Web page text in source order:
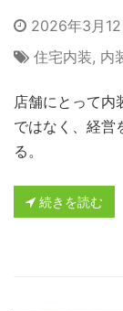
2026年3月12
住宅内装, 内
店舗にとって内
ではなく、経営
る。
続きを読む